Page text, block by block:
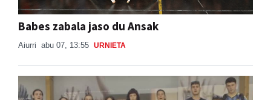
Babes zabala jaso du Ansak
Aiurri abu 07, 13:55 URNIETA